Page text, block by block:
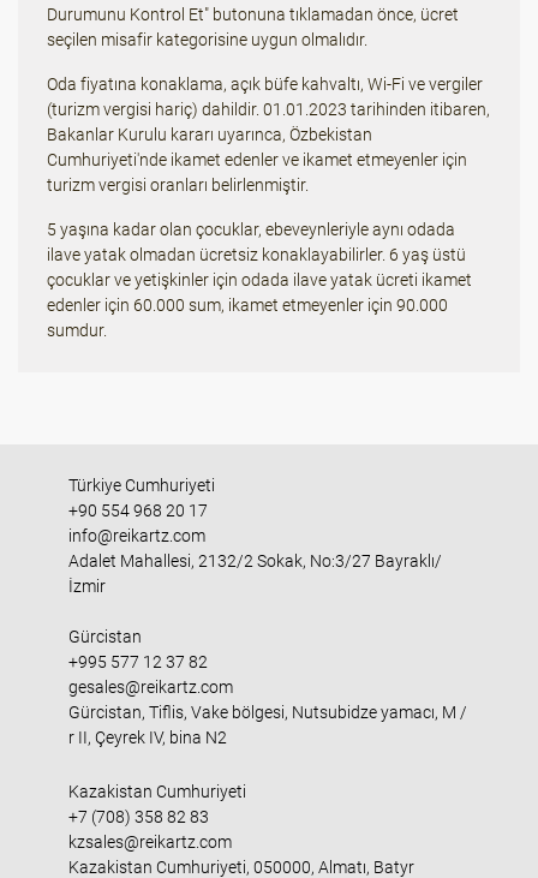
Durumunu Kontrol Et" butonuna tıklamadan önce, ücret
seçilen misafir kategorisine uygun olmalıdır.
Oda fiyatına konaklama, açık büfe kahvaltı, Wi-Fi ve vergiler
(turizm vergisi hariç) dahildir. 01.01.2023 tarihinden itibaren,
Bakanlar Kurulu kararı uyarınca, Özbekistan
Cumhuriyeti'nde ikamet edenler ve ikamet etmeyenler için
turizm vergisi oranları belirlenmiştir.
5 yaşına kadar olan çocuklar, ebeveynleriyle aynı odada
ilave yatak olmadan ücretsiz konaklayabilirler. 6 yaş üstü
çocuklar ve yetişkinler için odada ilave yatak ücreti ikamet
edenler için 60.000 sum, ikamet etmeyenler için 90.000
sumdur.
Türkiye Cumhuriyeti
+90 554 968 20 17
info@reikartz.com
Adalet Mahallesi, 2132/2 Sokak, No:3/27 Bayraklı/
İzmir
Gürcistan
+995 577 12 37 82
gesales@reikartz.com
Gürcistan, Tiflis, Vake bölgesi, Nutsubidze yamacı, M /
r II, Çeyrek IV, bina N2
Kazakistan Cumhuriyeti
+7 (708) 358 82 83
kzsales@reikartz.com
Kazakistan Cumhuriyeti, 050000, Almatı, Batyr